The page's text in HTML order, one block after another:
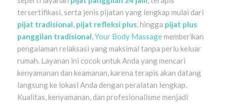
tersertifikasi, serta jenis pijatan yang lengkap mulai dari
pijat tradisional, pijat refleksi plus, hingga pijat plus
panggilan tradisional,Your Body Massagememberikan
pengalaman relaksasi yang maksimal tanpa perlu keluar
rumah. Layanan ini cocok untuk Anda yang mencari
kenyamanan dan keamanan, karena terapis akan datang
langsung ke lokasi Anda dengan peralatan lengkap.
Kualitas, kenyamanan, dan profesionalisme menjadi